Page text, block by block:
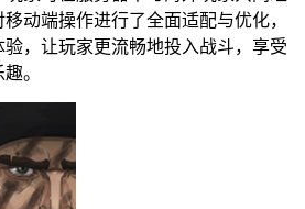
动端操作进行了全面适配与优化，
，让玩家更流畅地投入战斗，享受
。